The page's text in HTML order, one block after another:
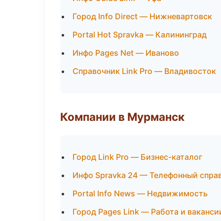
Город Info Direct — Нижневартовск
Portal Hot Spravka — Калининград
Инфо Pages Net — Иваново
Справочник Link Pro — Владивосток
Компании в Мурманск
Город Link Pro — Бизнес-каталог
Инфо Spravka 24 — Телефонный
Portal Info News — Недвижимость
Город Pages Link — Работа и